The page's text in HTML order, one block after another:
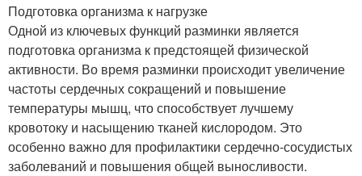
Подготовка организма к нагрузке
Одной из ключевых функций разминки является
подготовка организма к предстоящей физической
активности. Во время разминки происходит увеличение
частоты сердечных сокращений и повышение
температуры мышц, что способствует лучшему
кровотоку и насыщению тканей кислородом. Это
особенно важно для профилактики сердечно-сосудистых
заболеваний и повышения общей выносливости.